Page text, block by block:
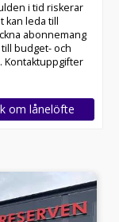
i tid riskerar
kan leda till
abonnemang
budget- och
Kontaktuppgifter
om lånelöfte